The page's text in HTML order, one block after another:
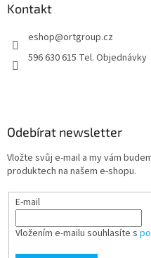
Kontakt
eshop@ortgroup.cz
596 630 615 Tel. Objednávky
Odebírat newsletter
Vložte svůj e-mail a my vám
produktech na našem e-shopu.
E-mail
Vložením e-mailu souhlasíte s